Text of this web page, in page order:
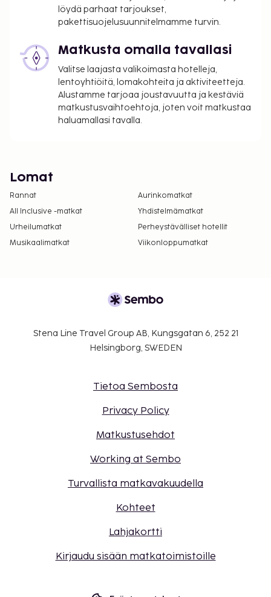
löydä parhaat tarjoukset,
pakettisuojelusuunnitelmamme turvin.
Matkusta omalla tavallasi
Valitse laajasta valikoimasta hotelleja,
lentoyhtiöitä, lomakohteita ja aktiviteetteja.
Alustamme tarjoaa joustavuutta ja kestäviä
matkustusvaihtoehtoja, joten voit matkustaa
haluamallasi tavalla.
Lomat
Rannat
Aurinkomatkat
All Inclusive -matkat
Yhdistelmämatkat
Urheilumatkat
Perheystävälliset hotellit
Musikaalimatkat
Viikonloppumatkat
Stena Line Travel Group AB, Kungsgatan 6, 252 21
Helsingborg, SWEDEN
Tietoa Sembosta
Privacy Policy
Matkustusehdot
Working at Sembo
Turvallista matkavakuudella
Kohteet
Lahjakortti
Kirjaudu sisään matkatoimistoille